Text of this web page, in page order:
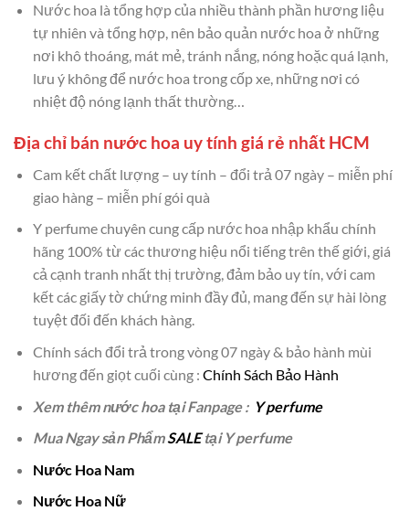
Nước hoa là tổng hợp của nhiều thành phần hương liệu
tự nhiên và tổng hợp, nên bảo quản nước hoa ở những
nơi khô thoáng, mát mẻ, tránh nắng, nóng hoặc quá lạnh,
lưu ý không để nước hoa trong cốp xe, những nơi có
nhiệt độ nóng lạnh thất thường…
Địa chỉ bán nước hoa uy tính giá rẻ nhất HCM
Cam kết chất lượng – uy tính – đổi trả 07 ngày – miễn phí
giao hàng – miễn phí gói quà
Y perfume chuyên cung cấp nước hoa nhập khẩu chính
hãng 100% từ các thương hiệu nổi tiếng trên thế giới, giá
cả cạnh tranh nhất thị trường, đảm bảo uy tín, với cam
kết các giấy tờ chứng minh đầy đủ, mang đến sự hài lòng
tuyệt đối đến khách hàng.
Chính sách đổi trả trong vòng 07 ngày & bảo hành mùi
hương đến giọt cuối cùng : Chính Sách Bảo Hành
Xem thêm nước hoa tại Fanpage : Y perfume
Mua Ngay sản PhẩmSALEtại Y perfume
Nước Hoa Nam
Nước Hoa Nữ